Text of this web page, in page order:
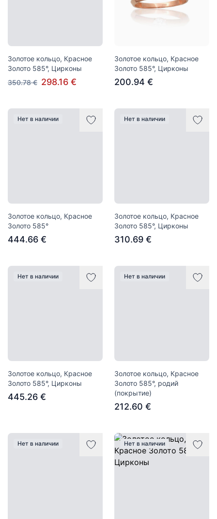
Золотое кольцо, Красное
Золото 585°, Цирконы
350.78 € 298.16 €
Золотое кольцо, Красное
Золото 585°, Цирконы
200.94 €
Нет в наличии
Золотое кольцо, Красное
Золото 585°
444.66 €
Нет в наличии
Золотое кольцо, Красное
Золото 585°, Цирконы
310.69 €
Нет в наличии
Золотое кольцо, Красное
Золото 585°, Цирконы
445.26 €
Нет в наличии
Золотое кольцо, Красное
Золото 585°, родий
(покрытие)
212.60 €
Нет в наличии Нет в наличии